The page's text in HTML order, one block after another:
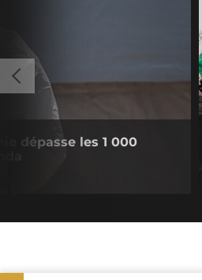
dépasse les 1 000